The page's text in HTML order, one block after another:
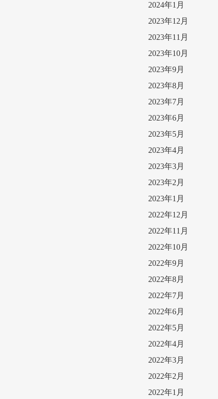
2024年1月
2023年12月
2023年11月
2023年10月
2023年9月
2023年8月
2023年7月
2023年6月
2023年5月
2023年4月
2023年3月
2023年2月
2023年1月
2022年12月
2022年11月
2022年10月
2022年9月
2022年8月
2022年7月
2022年6月
2022年5月
2022年4月
2022年3月
2022年2月
2022年1月